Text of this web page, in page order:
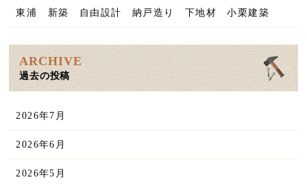
東浦 新築 自由設計 納戸造り 下地材 小栗建築
ARCHIVE
過去の投稿
2026年7月
2026年6月
2026年5月